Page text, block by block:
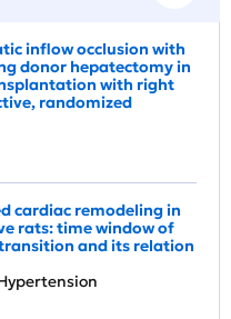
inflow occlusion with
donor hepatectomy in
with right
randomized
cardiac remodeling in
rats: time window of
and its relation